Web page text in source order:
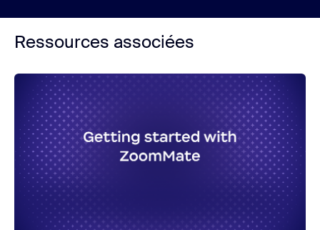
Ressources associées